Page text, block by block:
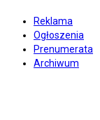
Reklama
Ogłoszenia
Prenumerata
Archiwum